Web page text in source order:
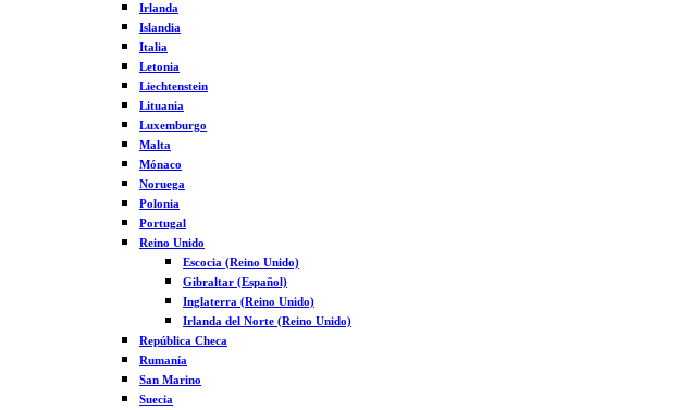
Irlanda
Islandia
Italia
Letonia
Liechtenstein
Lituania
Luxemburgo
Malta
Mónaco
Noruega
Polonia
Portugal
Reino Unido
Escocia (Reino Unido)
Gibraltar (Español)
Inglaterra (Reino Unido)
Irlanda del Norte (Reino Unido)
República Checa
Rumanía
San Marino
Suecia